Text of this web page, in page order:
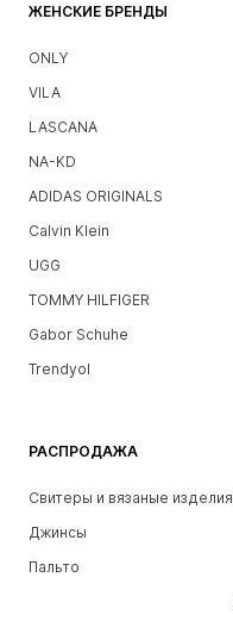
ЖЕНСКИЕ БРЕНДЫ
ONLY
VILA
LASCANA
NA-KD
ADIDAS ORIGINALS
Calvin Klein
UGG
TOMMY HILFIGER
Gabor Schuhe
Trendyol
РАСПРОДАЖА
Свитеры и вязаные изделия
Джинсы
Пальто